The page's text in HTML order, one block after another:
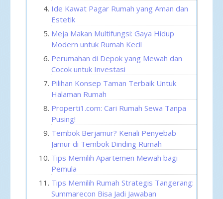
Ide Kawat Pagar Rumah yang Aman dan
Estetik
Meja Makan Multifungsi: Gaya Hidup
Modern untuk Rumah Kecil
Perumahan di Depok yang Mewah dan
Cocok untuk Investasi
Pilihan Konsep Taman Terbaik Untuk
Halaman Rumah
Properti1.com: Cari Rumah Sewa Tanpa
Pusing!
Tembok Berjamur? Kenali Penyebab
Jamur di Tembok Dinding Rumah
Tips Memilih Apartemen Mewah bagi
Pemula
Tips Memilih Rumah Strategis Tangerang:
Summarecon Bisa Jadi Jawaban